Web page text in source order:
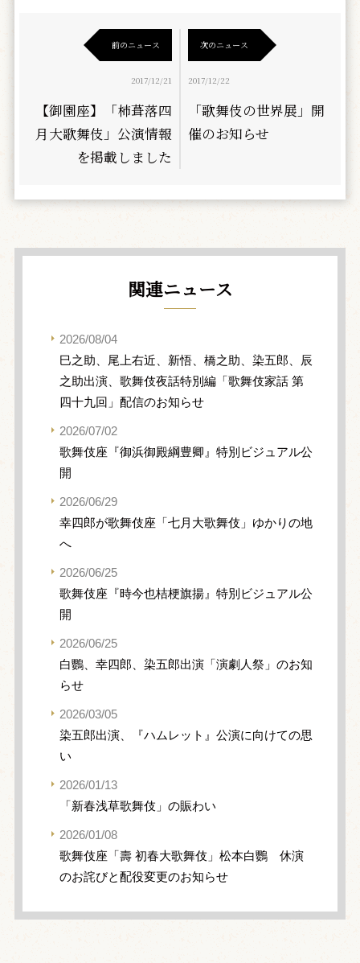
前のニュース
2017/12/21
【御園座】「柿葺落四
月大歌舞伎」公演情報
を掲載しました
次のニュース
2017/12/22
「歌舞伎の世界展」開
催のお知らせ
関連ニュース
2026/08/04
巳之助、尾上右近、新悟、橋之助、染五郎、辰
之助出演、歌舞伎夜話特別編「歌舞伎家話 第
四十九回」配信のお知らせ
2026/07/02
歌舞伎座『御浜御殿綱豊卿』特別ビジュアル公
開
2026/06/29
幸四郎が歌舞伎座「七月大歌舞伎」ゆかりの地
へ
2026/06/25
歌舞伎座『時今也桔梗旗揚』特別ビジュアル公
開
2026/06/25
白鸚、幸四郎、染五郎出演「演劇人祭」のお知
らせ
2026/03/05
染五郎出演、『ハムレット』公演に向けての思
い
2026/01/13
「新春浅草歌舞伎」の賑わい
2026/01/08
歌舞伎座「壽 初春大歌舞伎」松本白鸚 休演
のお詫びと配役変更のお知らせ